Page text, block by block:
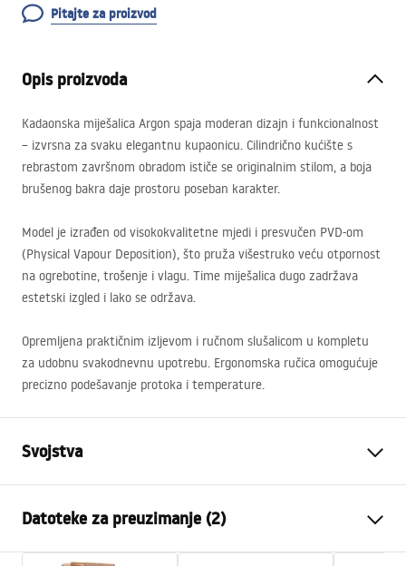
Pitajte za proizvod
Opis proizvoda
Kadaonska miješalica Argon spaja moderan dizajn i funkcionalnost
– izvrsna za svaku elegantnu kupaonicu. Cilindrično kućište s
rebrastom završnom obradom ističe se originalnim stilom, a boja
brušenog bakra daje prostoru poseban karakter.
Model je izrađen od visokokvalitetne mjedi i presvučen PVD-om
(Physical Vapour Deposition), što pruža višestruko veću otpornost
na ogrebotine, trošenje i vlagu. Time miješalica dugo zadržava
estetski izgled i lako se održava.
Opremljena praktičnim izljevom i ručnom slušalicom u kompletu
za udobnu svakodnevnu upotrebu. Ergonomska ručica omogućuje
precizno podešavanje protoka i temperature.
Svojstva
Način montaže
Zidna
Boja
Četkana bakar
Datoteke za preuzimanje (2)